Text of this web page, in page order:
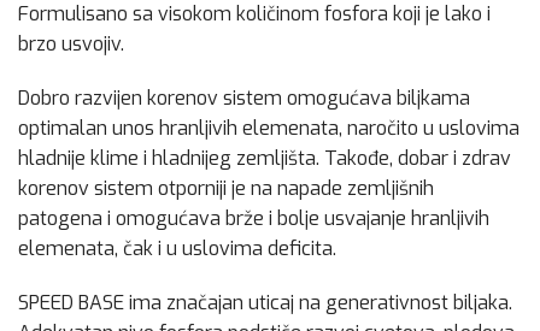
Formulisano sa visokom količinom fosfora koji je lako i
brzo usvojiv.
Dobro razvijen korenov sistem omogućava biljkama
optimalan unos hranljivih elemenata, naročito u uslovima
hladnije klime i hladnijeg zemljišta. Takođe, dobar i zdrav
korenov sistem otporniji je na napade zemljišnih
patogena i omogućava brže i bolje usvajanje hranljivih
elemenata, čak i u uslovima deficita.
SPEED BASE ima značajan uticaj na generativnost biljaka.